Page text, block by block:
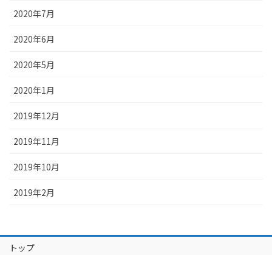
2020年7月
2020年6月
2020年5月
2020年1月
2019年12月
2019年11月
2019年10月
2019年2月
トップ